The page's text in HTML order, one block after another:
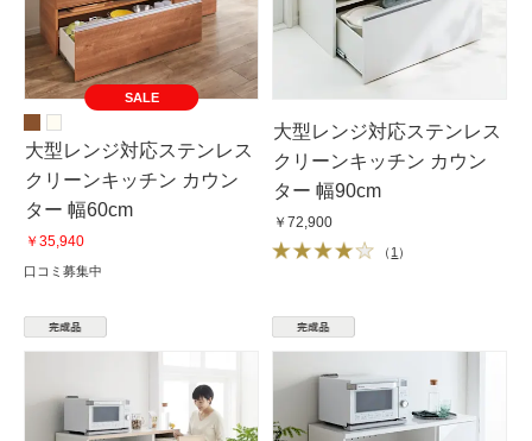
SALE
大型レンジ対応ステンレス
クリーンキッチン カウン
ター 幅60cm
￥35,940
口コミ募集中
大型レンジ対応ステンレス
クリーンキッチン カウン
ター 幅90cm
￥72,900
（ 1 ）